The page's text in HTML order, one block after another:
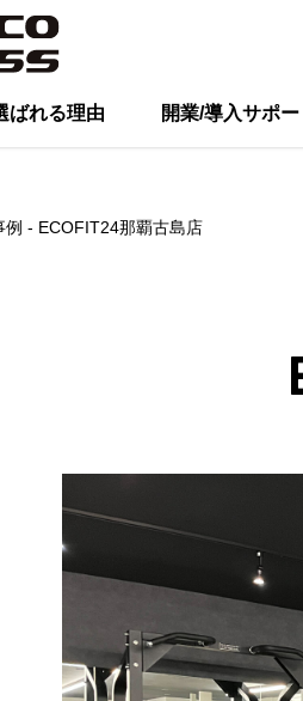
ばれる理由 開業/導入サポー
例 ECOFIT24那覇古島店